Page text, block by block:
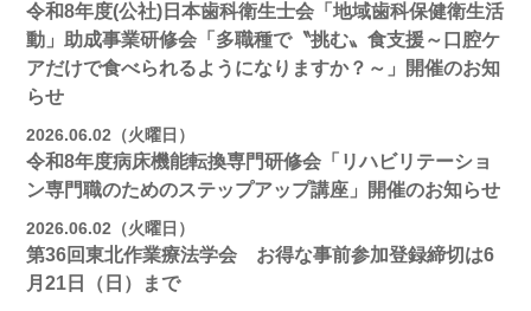
令和8年度(公社)日本歯科衛生士会「地域歯科保健衛生活
動」助成事業研修会「多職種で〝挑む〟食支援～口腔ケ
アだけで食べられるようになりますか？～」開催のお知
らせ
2026.06.02（火曜日）
令和8年度病床機能転換専門研修会「リハビリテーショ
ン専門職のためのステップアップ講座」開催のお知らせ
2026.06.02（火曜日）
第36回東北作業療法学会 お得な事前参加登録締切は6
月21日（日）まで